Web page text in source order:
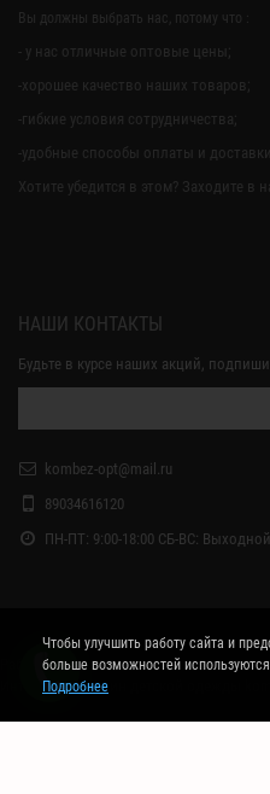
Вы должны выбрать нас, потому что :
- у нас отличные оптовые цены;
-хорошее качество наших товаров;
-гибкие условия сотрудничества;
-удобные способы оплаты и доставки
Хотите убедится в этом? Заходите в
НАШИ КОНТАКТЫ
Будьте в курсе наших акций,
kombez-opt@mail.ru
89034616120
ПН-ПТ: 9:00-18:00 СБ-ВС: Выходной
Работает на
Интернет - магазин детской одежды
Чтобы улучшить работу сайта и
больше возможностей
Подробнее